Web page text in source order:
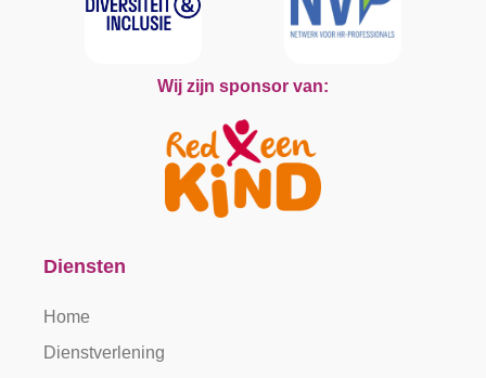
Wij zijn sponsor van:
Diensten
Home
Dienstverlening